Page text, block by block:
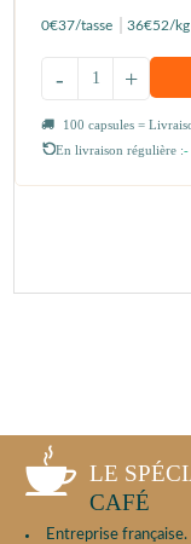
0€37/tasse 36€52/kg
+
-
100 capsules =
En livraison régulière :-
LE
CAFÉ
Entreprise française.